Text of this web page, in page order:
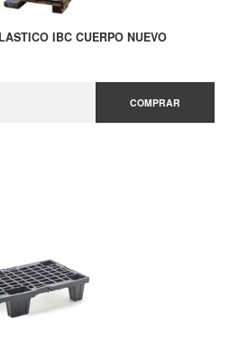
IBC CUERPO NUEVO
COMPRAR